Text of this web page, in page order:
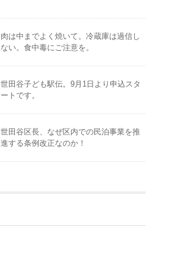
肉は中までよく焼いて。冷蔵庫は過信し
ない。食中毒にご注意を。
世田谷子ども駅伝。9月1日より申込スタ
ートです。
世田谷区長、なぜ区内での民泊事業を推
進する条例改正なのか！